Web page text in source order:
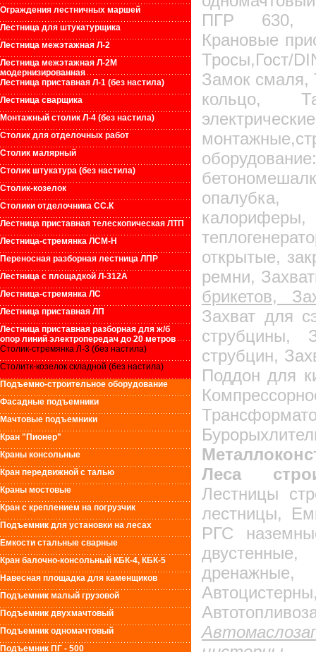
Ограждения лестничных маршей
Лестница для штукатурщика
Лестница межэтажная Л-2
Лестница межэтажная Л-2М
модернизированная
Лестница приставная Л-1 (без настила)
Лестница сварщика
Монтажный столик Л-4 (без настила)
Столик для отделочных работ
Столик малярный
Столик штукатура (без настила)
Столик-козелок
Столики отделочника СС.К
Лестница приставная телескопическая ЛТП
Лестница-стремянка ЛСМ-Н
Переносная разборная лестница ЛПР
Лестница с площадкой Л-312А
Лестница-стремянка ЛС
Лестница приставная ЛП
Лестница приставная разборная для ж/б
опор линий электропередач до 20 метров
Столик-стремянка Л-3 (без настила)
Столитк-козелок складной (без настила)
Подъемно-строительное оборудование
Фасадные подъемники
Мачтовые подъемники
Кран "Пионер"
Краны консольные
Кран передвижной с талью
Краны мостовые
Кран с креплением на погрузчик
Подъемник для установки на лесах
Емкости стальные сварные
Кран балочно-консольный КБК-4, КБК-5
Навесная площадка для каменщиков
Подъемник малый грузовой
Подъемник двухмачтовый
Подъемник одномачтовый
Подъемник ПГ - 500
ПГР 630,
Крановые
Замок смаля,
кольцо,
опалубка,
открытые,
ремни,
брикетов,
Захват для
струбцины,
струбцин,
Поддон для
Леса
Лестницы
лестницы,
РГС